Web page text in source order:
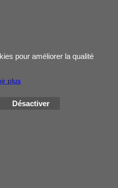
et
pour améliorer la qualité
plus
Désactiver